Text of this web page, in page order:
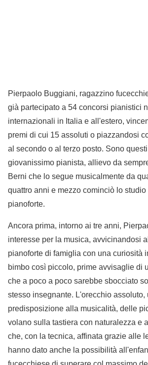
Pierpaolo Buggiani, ragazzino
già partecipato a 54 concorsi pianistici
internazionali in Italia e all'estero,
premi di cui 15 assoluti o piazzandosi
al secondo o al terzo posto. Sono
giovanissimo pianista, allievo da
Berni che lo segue musicalmente da
quattro anni e mezzo cominciò lo studio
pianoforte.
Ancora prima, intorno ai tre anni,
interesse per la musica, avvicinandosi
pianoforte di famiglia con una curiosità
bimbo così piccolo, prime avvisaglie di
che a poco a poco sarebbe sbocciato
stesso insegnante. L'orecchio assoluto,
predisposizione alla musicalità, delle
volano sulla tastiera con naturalezza e
che, con la tecnica, affinata grazie alle
hanno dato anche la possibilità